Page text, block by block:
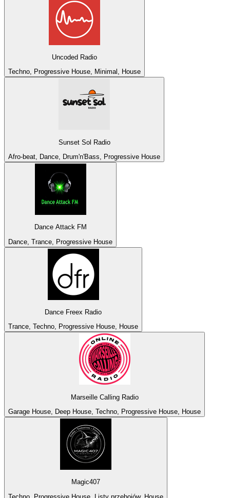
Uncoded Radio
Techno, Progressive House, Minimal, House
Sunset Sol Radio
Afro-beat, Dance, Drum'n'Bass, Progressive House
Dance Attack FM
Dance, Trance, Progressive House
Dance Freex Radio
Trance, Techno, Progressive House, House
Marseille Calling Radio
Garage House, Deep House, Techno, Progressive House, House
Magic407
Techno, Progressive House, Listy przebojów, House